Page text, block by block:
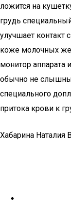
ложится на
грудь
улучшает контакт
коже молочных
монитор аппарата
обычно не
специального
притока крови к
Хабарина Наталия